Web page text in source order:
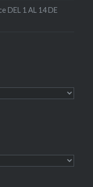
DEL 1 AL 14 DE